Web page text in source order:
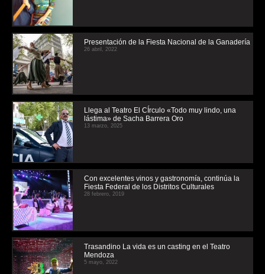
Presentación de la Fiesta Nacional de la Ganadería
26 abril, 2022
Llega al Teatro El CÍrculo «Todo muy lindo, una
lástima» de Sacha Barrera Oro
13 marzo, 2025
Con excelentes vinos y gastronomía, continúa la
Fiesta Federal de los Distritos Culturales
28 febrero, 2019
Trasandino La vida es un casting en el Teatro
Mendoza
5 mayo, 2022